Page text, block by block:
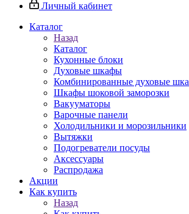
Личный кабинет
Каталог
Назад
Каталог
Кухонные блоки
Духовые шкафы
Комбинированные духовые
Шкафы шоковой заморозки
Вакууматоры
Варочные панели
Холодильники и морозильники
Вытяжки
Подогреватели посуды
Аксессуары
Распродажа
Акции
Как купить
Назад